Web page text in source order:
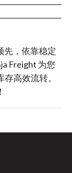
先，依靠稳定
Freight 为您
高效流转。